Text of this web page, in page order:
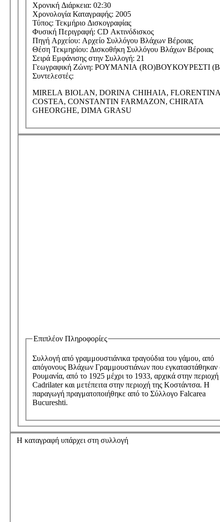
Χρονική Διάρκεια: 02:30
Χρονολογία Καταγραφής: 2005
Τύπος: Τεκμήριο Δισκογραφίας
Φυσική Περιγραφή: CD Ακτινόδισκος
Πηγή Αρχείου: Αρχείο Συλλόγου Βλάχων Βέροιας
Θέση Τεκμηρίου: Δισκοθήκη Συλλόγου Βλάχων Βέροιας
Σειρά Εμφάνισης στην Συλλογή: 21
Γεωγραφική Ζώνη: ΡΟΥΜΑΝΙΑ (RO)ΒΟΥΚΟΥΡΕΣΤΙ
Συντελεστές:
MIRELA BIOLAN, DORINA CHIHAIA,
COSTEA, CONSTANTIN FARMAZON, CHIRATA
GHEORGHE, DIMA GRASU
Επιπλέον Πληροφορίες
Συλλογή από γραμμουστιάνικα τραγούδια του γάμου, από
απόγονους Βλάχων Γραμμουστιάνων που εγκαταστάθηκαν
Ρουμανία, από το 1925 μέχρι το 1933, αρχικά στην περιοχή
Cadrilater και μετέπειτα στην περιοχή της Κοστάντσα. Η
παραγωγή πραγματοποιήθηκε από το Σύλλογο Falcarea
Bucureshti.
Η καταγραφή υπάρχει στη συλλογή